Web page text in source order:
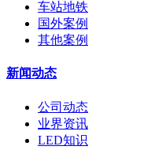
车站地铁
国外案例
其他案例
新闻动态
公司动态
业界资讯
LED知识